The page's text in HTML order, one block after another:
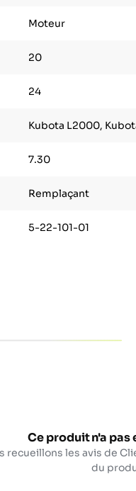
Moteur
20
24
Kubota L2000,
7.30
Remplaçant
5-22-101-01
Ce produit n'a pas
recueillons les avis de
du